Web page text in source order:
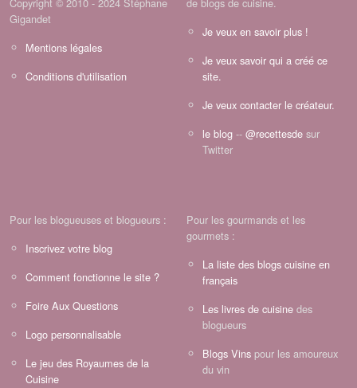
Copyright © 2010 - 2024 Stéphane
Gigandet
Mentions légales
Conditions d'utilisation
de blogs de cuisine.
Je veux en savoir plus !
Je veux savoir qui a créé ce
site.
Je veux contacter le créateur.
le blog -- @recettesde sur
Twitter
Pour les blogueuses et blogueurs :
Inscrivez votre blog
Comment fonctionne le site ?
Foire Aux Questions
Logo personnalisable
Le jeu des Royaumes de la
Cuisine
Pour les gourmands et les
gourmets :
La liste des blogs cuisine en
français
Les livres de cuisine des
blogueurs
Blogs Vins pour les amoureux
du vin